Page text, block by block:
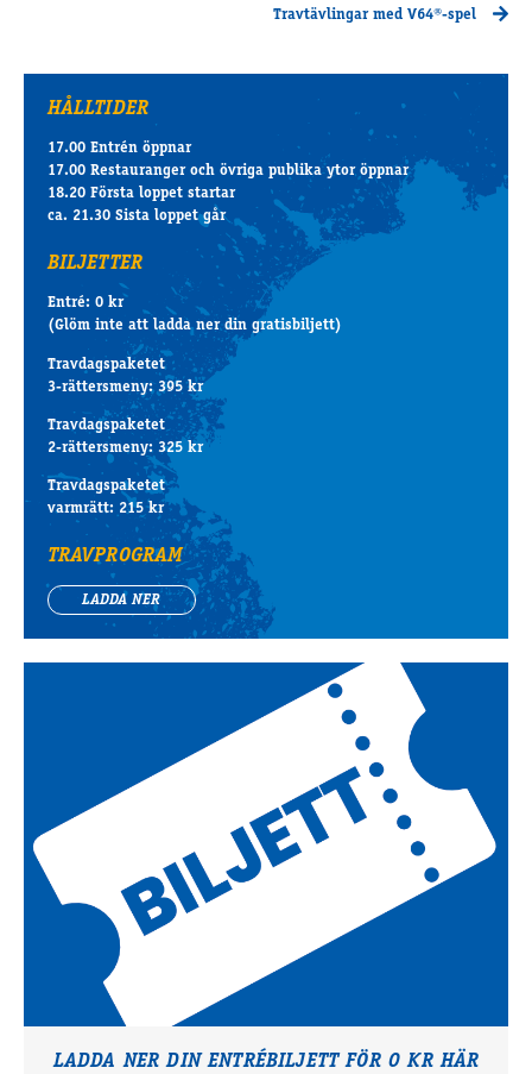
Travtävlingar med V64®-spel
HÅLLTIDER
17.00 Entrén öppnar
17.00 Restauranger och övriga publika ytor öppnar
18.20 Första loppet startar
ca. 21.30 Sista loppet går
BILJETTER
Entré: 0 kr
(Glöm inte att ladda ner din gratisbiljett)
Travdagspaketet
3-rättersmeny: 395 kr
Travdagspaketet
2-rättersmeny: 325 kr
Travdagspaketet
varmrätt: 215 kr
TRAVPROGRAM
LADDA NER
LADDA NER DIN ENTRÉBILJETT FÖR 0 KR HÄR